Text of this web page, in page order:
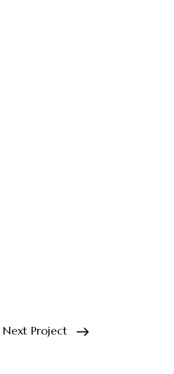
Next Project